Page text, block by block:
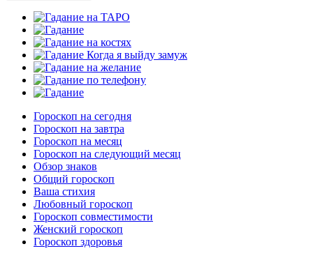
Гороскоп на сегодня
Гороскоп на завтра
Гороскоп на месяц
Гороскоп на следующий месяц
Обзор знаков
Общий гороскоп
Ваша стихия
Любовный гороскоп
Гороскоп совместимости
Женский гороскоп
Гороскоп здоровья